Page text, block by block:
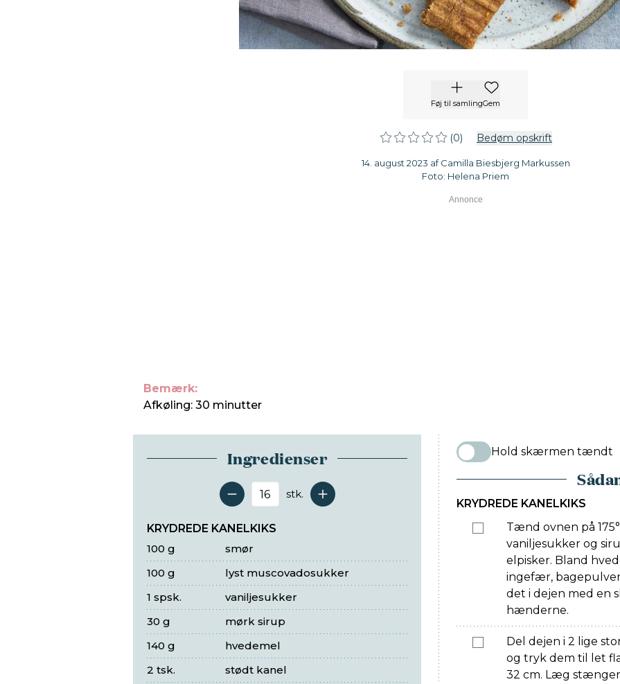
Føj til samlingGem
(0) Bedøm opskrift
14. august 2023 af Camilla Biesbjerg Markussen
Foto: Helena Priem
Bemærk:
Afkøling: 30 minutter
Ingredienser
Antal serveringer
stk.
KRYDREDE KANELKIKS
smør
100 g
lyst muscovadosukker
100 g
vaniljesukker
1 spsk.
mørk sirup
30 g
hvedemel
140 g
stødt kanel
2 tsk.
Hold skærmen tændt
KRYDREDE KANELKIKS
Tænd ovnen på
vaniljesukker og
elpisker. Bland
ingefær, bagepulver
det i dejen med en
hænderne.
Del dejen i 2 lige
og tryk dem til let
32 cm. Læg